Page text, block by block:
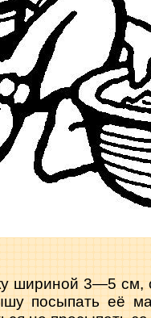
шириной 3—5 см,
посыпать её